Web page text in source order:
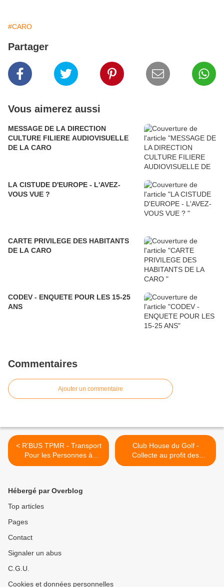
#CARO
Partager
Vous aimerez aussi
MESSAGE DE LA DIRECTION
CULTURE FILIERE AUDIOVISUELLE
DE LA CARO
LA CISTUDE D'EUROPE - L'AVEZ-
VOUS VUE ?
CARTE PRIVILEGE DES HABITANTS
DE LA CARO
CODEV - ENQUETE POUR LES 15-25
ANS
Commentaires
Ajouter un commentaire
< R'BUS TPMR - Transport
Pour les Personnes à
Mobilité Réduite à compter
Club House du Golf -
Collecte au profit des
Restos du Coeur >
Hébergé par Overblog
Top articles
Pages
Contact
Signaler un abus
C.G.U.
Cookies et données personnelles